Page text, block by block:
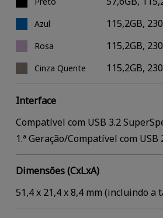
Azul 115,2GB,
Rosa 115,2GB,
Cinza Quente 115,2GB,
Interface
Compatível com USB 3.2
1.ª Geração/Compatível com USB
Dimensões (CxLxA)
51,4 x 21,4 x 8,4 mm (incluindo a